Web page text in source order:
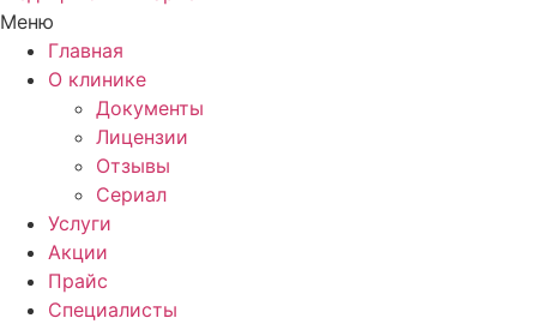
Меню
Главная
О клинике
Документы
Лицензии
Отзывы
Сериал
Услуги
Акции
Прайс
Специалисты